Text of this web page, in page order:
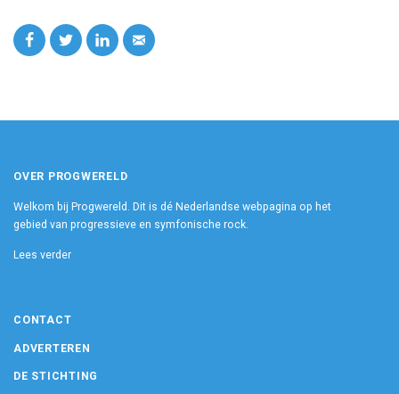
OVER PROGWERELD
Welkom bij Progwereld. Dit is dé Nederlandse webpagina op het
gebied van progressieve en symfonische rock.
Lees verder
CONTACT
ADVERTEREN
DE STICHTING